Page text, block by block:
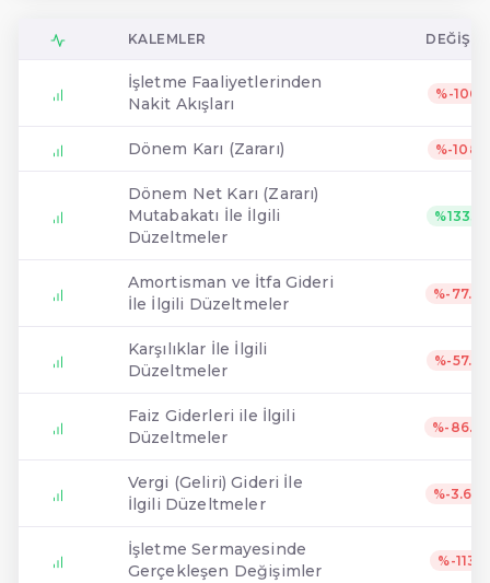
KALEMLER DEĞIŞIM
İşletme Faaliyetlerinden
Nakit Akışları
%-106
Dönem Karı (Zararı) %-108
Dönem Net Karı (Zararı)
Mutabakatı İle İlgili
Düzeltmeler
%1333
Amortisman ve İtfa Gideri
İle İlgili Düzeltmeler
%-77.9
Karşılıklar İle İlgili
Düzeltmeler
%-57.5
Faiz Giderleri ile İlgili
Düzeltmeler
%-86.6
Vergi (Geliri) Gideri İle
İlgili Düzeltmeler
%-3.64
İşletme Sermayesinde
Gerçekleşen Değişimler
%-113